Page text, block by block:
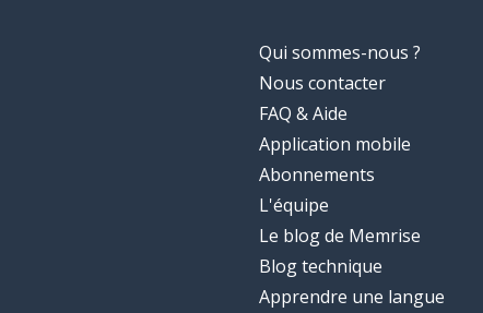
Qui sommes-nous ?
Nous contacter
FAQ & Aide
Application mobile
Abonnements
L'équipe
Le blog de Memrise
Blog technique
Apprendre une langue